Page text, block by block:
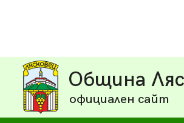
Община
официален сайт